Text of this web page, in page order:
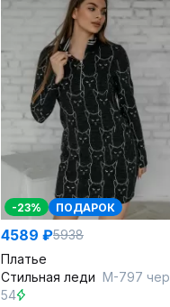
-23% ПОДАРОК
4589 ₽5938
Платье
Стильная леди М-797
54